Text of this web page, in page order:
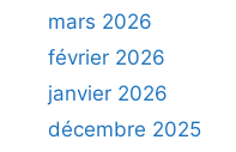
mars 2026
février 2026
janvier 2026
décembre 2025